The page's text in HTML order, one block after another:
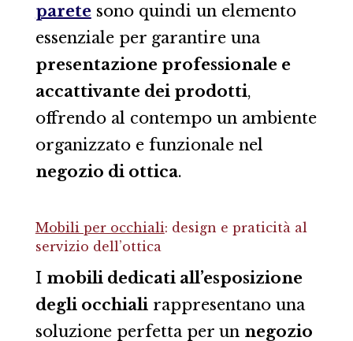
paretesono quindi un elemento
essenziale per garantire una
presentazione professionale e
accattivante dei prodotti,
offrendo al contempo un ambiente
organizzato e funzionale nel
negozio di ottica.
Mobili per occhiali: design e praticità al
servizio dell’ottica
I mobili dedicati all’esposizione
degli occhialirappresentano una
soluzione perfetta per un negozio